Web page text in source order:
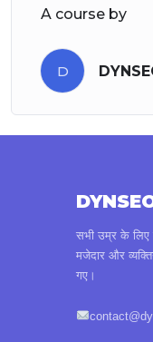
A course by
D
सभी उम्र के लिए
मजेदार और
गए।